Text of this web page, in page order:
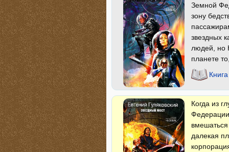
Земной
зону
звездных
людей, но
планете
Когда из
вмешаться
далекая